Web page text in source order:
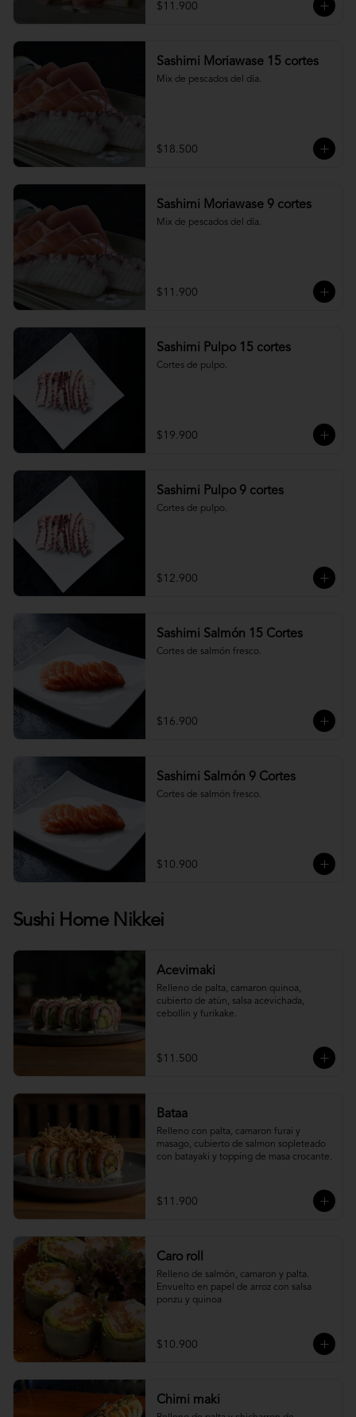
$11.900
Sashimi Moriawase 15 cortes
Mix de pescados del día.
$18.500
Sashimi Moriawase 9 cortes
Mix de pescados del día.
$11.900
Sashimi Pulpo 15 cortes
Cortes de pulpo.
$19.900
Sashimi Pulpo 9 cortes
Cortes de pulpo.
$12.900
Sashimi Salmón 15 Cortes
Cortes de salmón fresco.
$16.900
Sashimi Salmón 9 Cortes
Cortes de salmón fresco.
$10.900
Sushi Home Nikkei
Acevimaki
Relleno de palta, camaron quinoa,
cubierto de atún, salsa acevichada,
cebollin y furikake.
$11.500
Bataa
Relleno con palta, camaron furai y
masago, cubierto de salmon sopleteado
con batayaki y topping de masa crocante.
$11.900
Caro roll
Relleno de salmón, camaron y palta.
Envuelto en papel de arroz con salsa
ponzu y quinoa
$10.900
Chimi maki